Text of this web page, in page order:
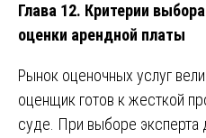
Глава 12. Критерии
оценки арендной платы
Рынок оценочных услуг
оценщик готов к жесткой
суде. При выборе эксперта